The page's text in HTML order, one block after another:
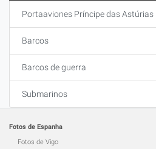
Portaaviones Príncipe das Astúrias
Barcos
Barcos de guerra
Submarinos
Fotos de Espanha
Fotos de Vigo